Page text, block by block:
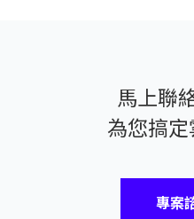
馬上聯
為您搞
專案